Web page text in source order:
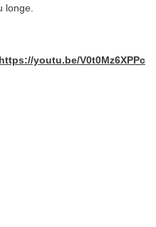
longe.
https://youtu.be/V0t0Mz6XPPc